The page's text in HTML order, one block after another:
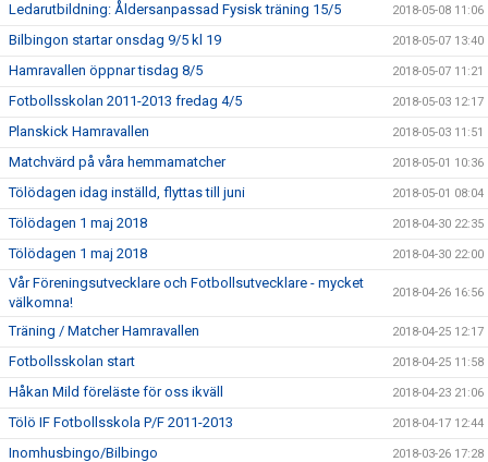
Ledarutbildning: Åldersanpassad Fysisk träning 15/5 2018-05-08 11:06
Bilbingon startar onsdag 9/5 kl 19 2018-05-07 13:40
Hamravallen öppnar tisdag 8/5 2018-05-07 11:21
Fotbollsskolan 2011-2013 fredag 4/5 2018-05-03 12:17
Planskick Hamravallen 2018-05-03 11:51
Matchvärd på våra hemmamatcher 2018-05-01 10:36
Tölödagen idag inställd, flyttas till juni 2018-05-01 08:04
Tölödagen 1 maj 2018 2018-04-30 22:35
Tölödagen 1 maj 2018 2018-04-30 22:00
Vår Föreningsutvecklare och Fotbollsutvecklare - mycket
välkomna!
2018-04-26 16:56
Träning / Matcher Hamravallen 2018-04-25 12:17
Fotbollsskolan start 2018-04-25 11:58
Håkan Mild föreläste för oss ikväll 2018-04-23 21:06
Tölö IF Fotbollsskola P/F 2011-2013 2018-04-17 12:44
Inomhusbingo/Bilbingo 2018-03-26 17:28